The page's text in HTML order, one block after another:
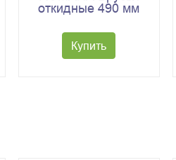
откидные 490 мм
Купить